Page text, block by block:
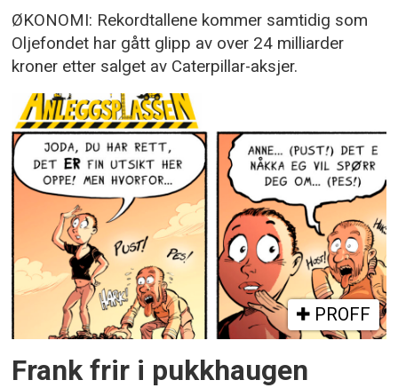
ØKONOMI: Rekordtallene kommer samtidig som
Oljefondet har gått glipp av over 24 milliarder
kroner etter salget av Caterpillar-aksjer.
PROFF
Frank frir i pukkhaugen